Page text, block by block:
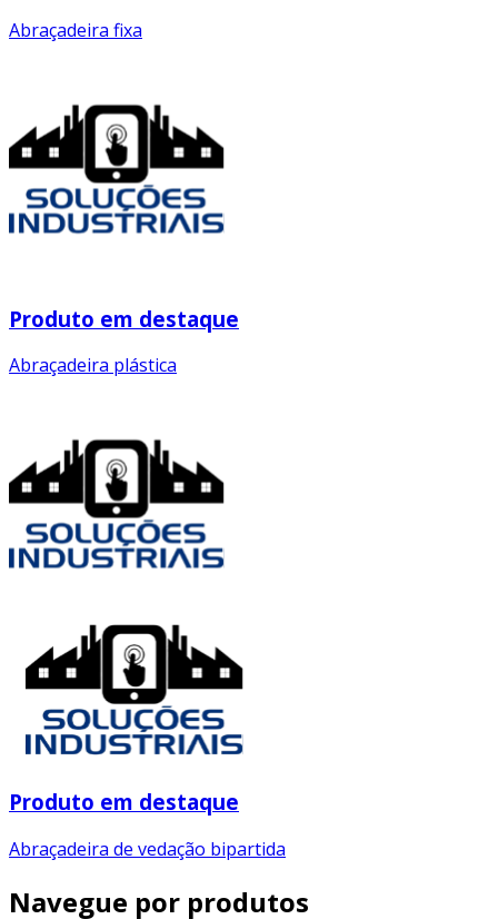
Abraçadeira fixa
Produto em destaque
Abraçadeira plástica
Produto em destaque
Abraçadeira de vedação bipartida
Navegue por produtos